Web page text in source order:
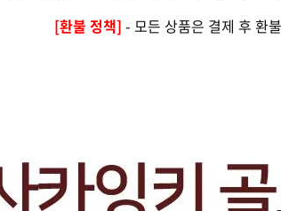
[환불 정책] - 모든 상품은 결제 후 환